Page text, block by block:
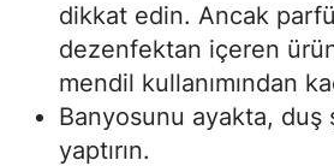
dikkat edin. Ancak
dezenfektan içeren
mendil kullanımından
Banyosunu ayakta, duş
yaptırın.